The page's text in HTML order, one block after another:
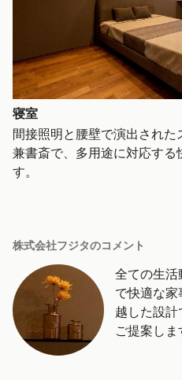
寝室
間接照明と腰壁で演出され
兼書斎で、多用途に対応する
す。
株式会社フジタのコメント
全ての生活
で快適な
越した設
ご提案しま